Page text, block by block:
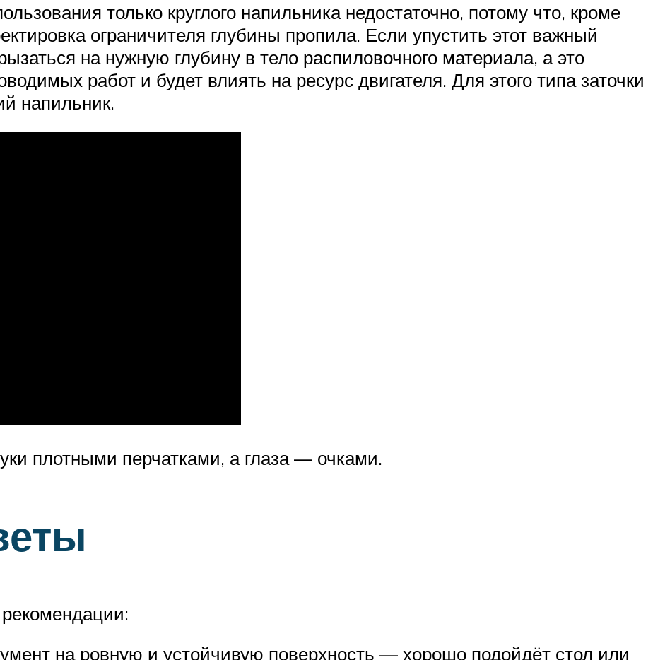
только круглого напильника недостаточно, потому что, кроме
ограничителя глубины пропила. Если упустить этот важный
на нужную глубину в тело распиловочного материала, а это
работ и будет влиять на ресурс двигателя. Для этого типа заточки
напильник.
плотными перчатками, а глаза — очками.
на ровную и устойчивую поверхность — хорошо подойдёт стол или